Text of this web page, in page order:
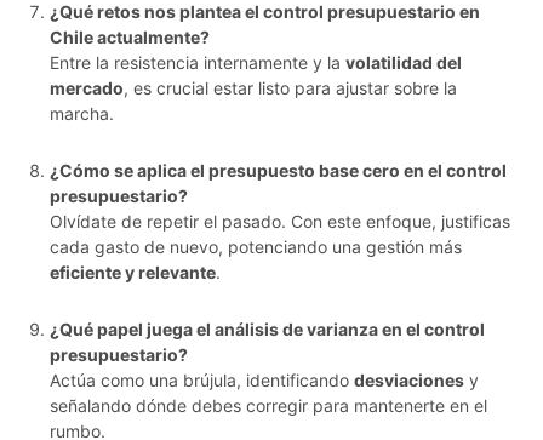
¿Qué retos nos plantea el control presupuestario en
Chile actualmente?
Entre la resistencia internamente y la volatilidad del
mercado, es crucial estar listo para ajustar sobre la
marcha.
¿Cómo se aplica el presupuesto base cero en el control
presupuestario?
Olvídate de repetir el pasado. Con este enfoque, justificas
cada gasto de nuevo, potenciando una gestión más
eficiente y relevante.
¿Qué papel juega el análisis de varianza en el control
presupuestario?
Actúa como una brújula, identificando desviaciones y
señalando dónde debes corregir para mantenerte en el
rumbo.